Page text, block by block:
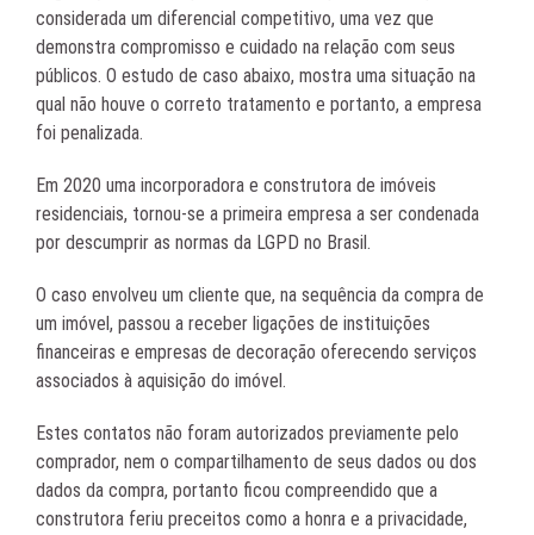
considerada um diferencial competitivo, uma vez que
demonstra compromisso e cuidado na relação com seus
públicos. O estudo de caso abaixo, mostra uma situação na
qual não houve o correto tratamento e portanto, a empresa
foi penalizada.
Em 2020 uma incorporadora e construtora de imóveis
residenciais, tornou-se a primeira empresa a ser condenada
por descumprir as normas da LGPD no Brasil.
O caso envolveu um cliente que, na sequência da compra de
um imóvel, passou a receber ligações de instituições
financeiras e empresas de decoração oferecendo serviços
associados à aquisição do imóvel.
Estes contatos não foram autorizados previamente pelo
comprador, nem o compartilhamento de seus dados ou dos
dados da compra, portanto ficou compreendido que a
construtora feriu preceitos como a honra e a privacidade,